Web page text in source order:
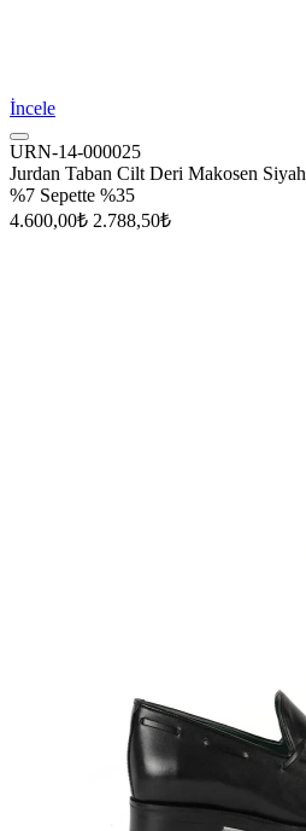
İncele
URN-14-000025
Jurdan Taban Cilt Deri Makosen Siyah
%7 Sepette %35
4.600,00₺ 2.788,50₺